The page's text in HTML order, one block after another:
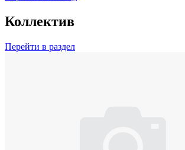
Коллектив
Перейти в раздел